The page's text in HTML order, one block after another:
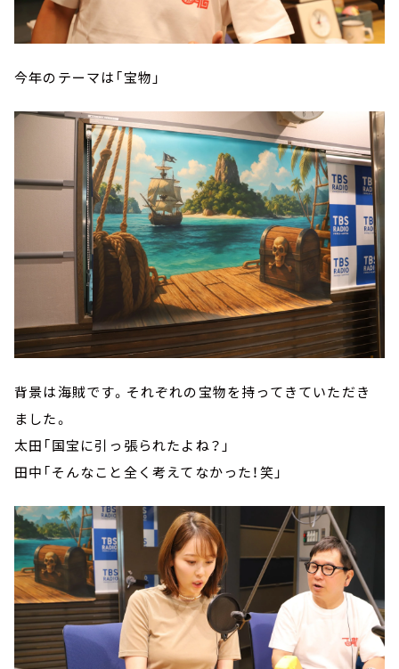
今年のテーマは「宝物」
背景は海賊です。それぞれの宝物を持ってきていただき
ました。
太田「国宝に引っ張られたよね？」
田中「そんなこと全く考えてなかった！笑」